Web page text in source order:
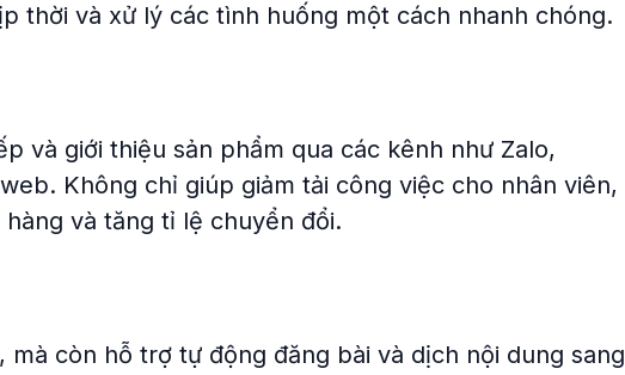
thời và xử lý các tình huống một cách nhanh chóng.
và giới thiệu sản phẩm qua các kênh như Zalo,
Không chỉ giúp giảm tải công việc cho nhân viên,
và tăng tỉ lệ chuyển đổi.
mà còn hỗ trợ tự động đăng bài và dịch nội dung sang